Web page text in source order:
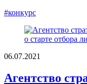
#конкурс
06.07.2021
Агентство